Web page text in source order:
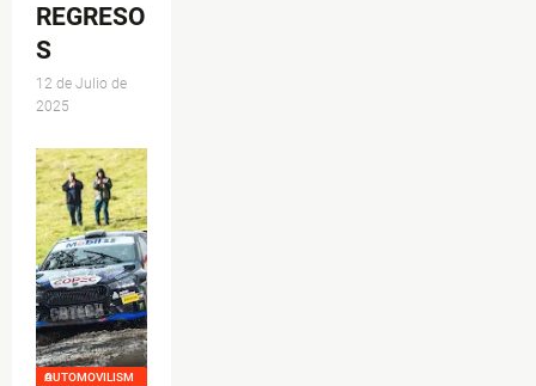
REGRESO
S
12 de Julio de
2025
AUTOMOVILISMO